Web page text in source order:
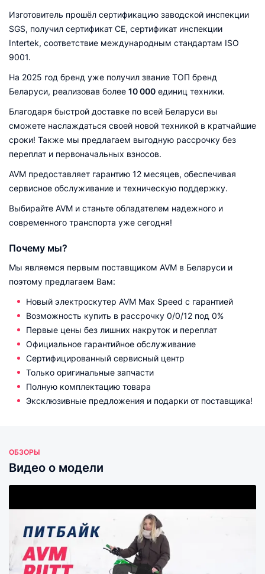
Изготовитель прошёл сертификацию заводской инспекции
SGS, получил сертификат CE, сертификат инспекции
Intertek, соответствие международным стандартам ISO
9001.
На 2025 год бренд уже получил звание ТОП бренд
Беларуси, реализовав более 10 000 единиц техники.
Благодаря быстрой доставке по всей Беларуси вы
сможете наслаждаться своей новой техникой в кратчайшие
сроки! Также мы предлагаем выгодную рассрочку без
переплат и первоначальных взносов.
AVM предоставляет гарантию 12 месяцев, обеспечивая
сервисное обслуживание и техническую поддержку.
Выбирайте AVM и станьте обладателем надежного и
современного транспорта уже сегодня!
Почему мы?
Мы являемся первым поставщиком AVM в Беларуси и
поэтому предлагаем Вам:
Новый электроскутер AVM Max Speed с гарантией
Возможность купить в рассрочку 0/0/12 под 0%
Первые цены без лишних накруток и переплат
Официальное гарантийное обслуживание
Сертифицированный сервисный центр
Только оригинальные запчасти
Полную комплектацию товара
Эксклюзивные предложения и подарки от поставщика!
ОБЗОРЫ
Видео о модели